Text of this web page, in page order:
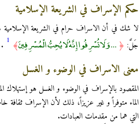
حكم الإسراف في الشريعة الإسلامية
لا شك في أن الاسراف حرام في الشريعة
جَلَّ: ﴿ ... وَلَا تُسْرِفُوا إِنَّهُ لَا يُحِبُّ الْمُسْرِفِينَ﴾ 1
.
معنى الاسراف في الوضوء و الغسل
المقصود بالإسراف في الوضوء و الغسل هو إستهلاك
الماء متوفراً و غير عزيزاً، ذلك لأن الإسراف
التي هما من مقدمات العبادات.